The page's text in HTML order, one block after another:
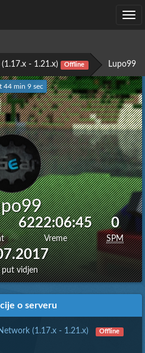
- 1.21.x) Offline Lupo99
44 min 10 sec
6222:06:45
Vreme
0
SPM
put vidjen
o serveru
(1.17.x - 1.21.x) Offline